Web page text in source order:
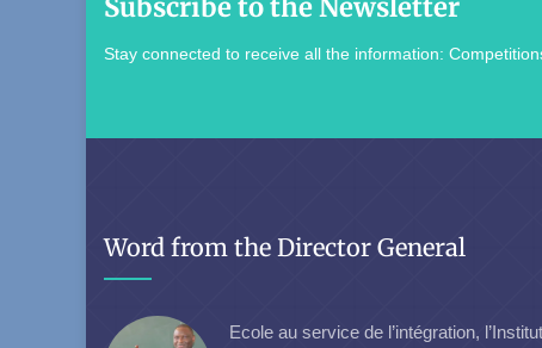
Stay connected to receive all the information:
Word from the Director General
Ecole au service de l’intégration, l’Institut